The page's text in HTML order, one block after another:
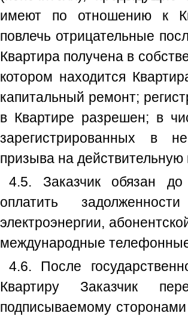
имеют по отношению к
повлечь отрицательные
Квартира получена в
котором находится
капитальный ремонт;
в Квартире разрешен; в
зарегистрированных в
призыва на
4.5. Заказчик обязан до
оплатить
электроэнергии,
международные
4.6. После
Квартиру Заказчик
подписываемому сторонами